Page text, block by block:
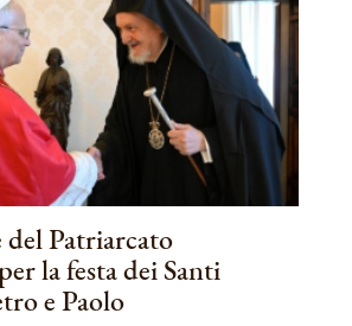
del Patriarcato
la festa dei Santi
e Paolo